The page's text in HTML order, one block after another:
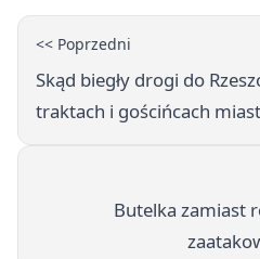
<< Poprzedni
Skąd biegły drogi do
traktach i gościńcach
Butelka zamiast